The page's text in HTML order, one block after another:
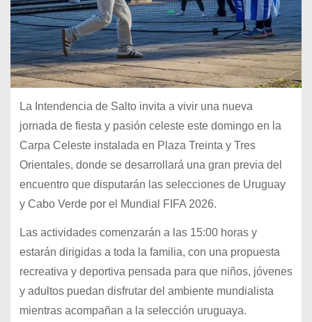
La Intendencia de Salto invita a vivir una nueva
jornada de fiesta y pasión celeste este domingo en la
Carpa Celeste instalada en Plaza Treinta y Tres
Orientales, donde se desarrollará una gran previa del
encuentro que disputarán las selecciones de Uruguay
y Cabo Verde por el Mundial FIFA 2026.
Las actividades comenzarán a las 15:00 horas y
estarán dirigidas a toda la familia, con una propuesta
recreativa y deportiva pensada para que niños, jóvenes
y adultos puedan disfrutar del ambiente mundialista
mientras acompañan a la selección uruguaya.